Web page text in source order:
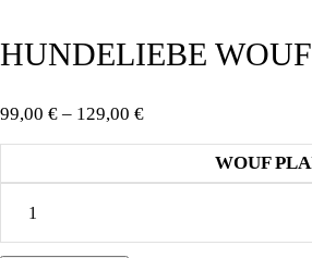
HUNDELIEBE
99,00 € – 129,00 €Preisspanne:
99,00 €
WOUF
WOUF
PLAID